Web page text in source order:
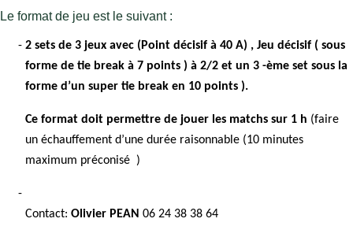
Le format de jeu est le suivant :
2 sets de 3 jeux avec (Point décisif à 40 A) , Jeu décisif ( sous
forme de tie break à 7 points ) à 2/2 et un 3 -ème set sous la
forme d’un super tie break en 10 points ).
Ce format doit permettre de jouer les matchs sur 1 h (faire
un échauffement d’une durée raisonnable (10 minutes
maximum préconisé )
Contact: Olivier PEAN 06 24 38 38 64